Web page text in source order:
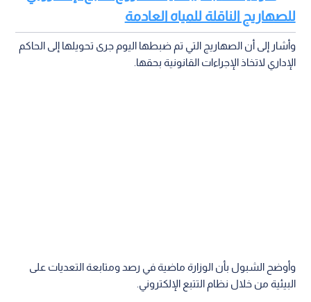
للصهاريج الناقلة للمياه العادمة
وأشار إلى أن الصهاريج التي تم ضبطها اليوم جرى تحويلها إلى الحاكم
الإداري لاتخاذ الإجراءات القانونية بحقها.
وأوضح الشبول بأن الوزارة ماضية في رصد ومتابعة التعديات على
البيئية من خلال نظام التتبع الإلكتروني.